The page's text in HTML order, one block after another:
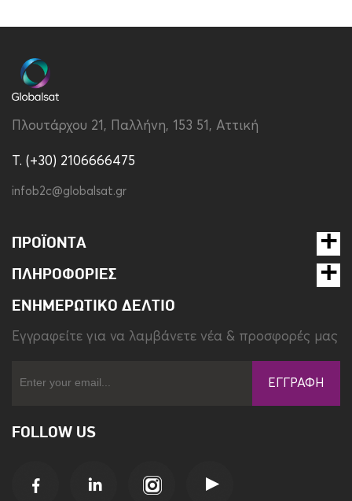
Συμβατότητα Samsung Galaxy A05s
Τύπος
Υλικό
Χρώμα Λευκό
Πλουτάρχου 21, Παλλήνη, 153 51, Αττική
T. (+30) 2106666475
infob2c@globalsat.gr
ΠΡΟΪΌΝΤΑ
ΠΛΗΡΟΦΟΡΊΕΣ
ΕΝΗΜΕΡΩΤΙΚΌ ΔΕΛΤΊΟ
Eγγραφείτε για να λαμβάνετε νέα & προσφορές μας
ΕΓΓΡΑΦΉ
FOLLOW US